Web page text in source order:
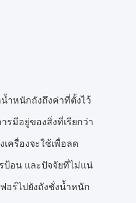
ำหนักถังถึงค่าที่ตั้งไว้
มีอยู่ของสิ่งที่เรียกว่า
ครื่องจะใช้เพื่อลด
ป้อน และปัจจัยที่ไม่แน่
อร์ไปยังถังชั่งน้ำหนัก